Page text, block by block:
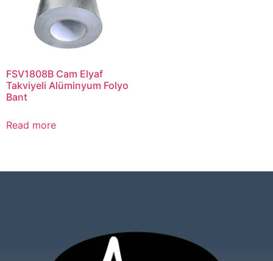
FSV1808B Cam Elyaf
Takviyeli Alüminyum Folyo
Bant
Read more